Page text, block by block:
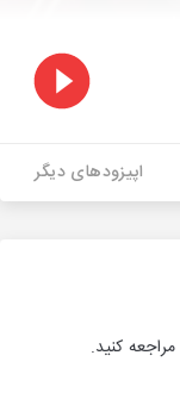
اپیزودهای دیگر
مراجعه کنید.